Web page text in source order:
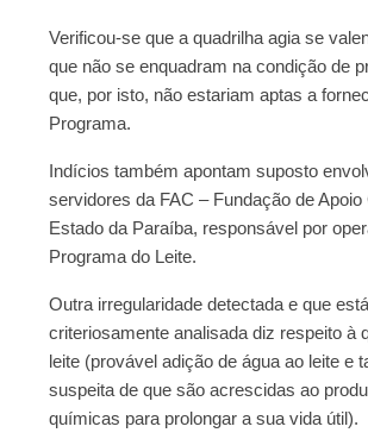
Verificou-se que a quadrilha agia se
que não se enquadram na condição de
que, por isto, não estariam aptas a
Programa.
Indícios também apontam suposto
servidores da FAC – Fundação de
Estado da Paraíba, responsável por
Programa do Leite.
Outra irregularidade detectada e que
criteriosamente analisada diz respeito à
leite (provável adição de água ao leite e
suspeita de que são acrescidas ao
químicas para prolongar a sua vida útil).